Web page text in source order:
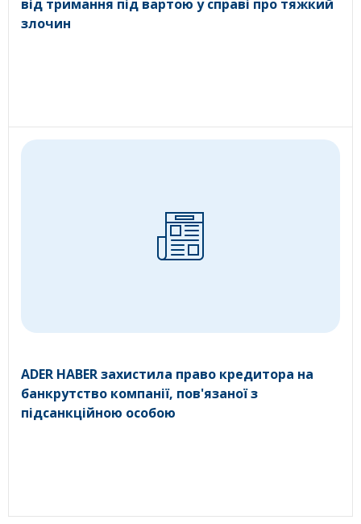
від тримання під вартою у справі про тяжкий
злочин
ADER HABER захистила право кредитора на
банкрутство компанії, пов'язаної з
підсанкційною особою